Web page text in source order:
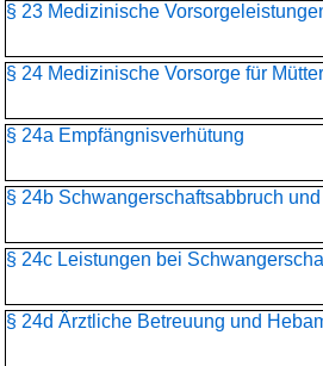
§ 23 Medizinische
§ 24 Medizinische Vorsorge für
§ 24a Empfängnisverhütung
§ 24b Schwangerschaftsabbruch
§ 24c Leistungen bei
§ 24d Ärztliche Betreuung und